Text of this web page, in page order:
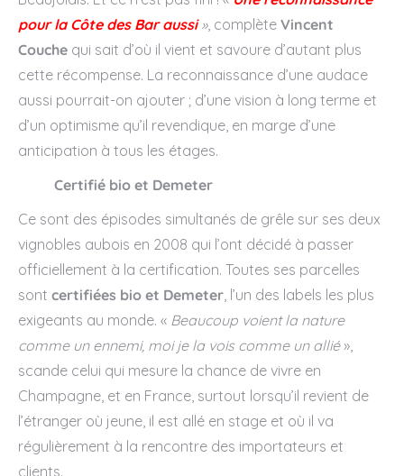
pour la Côte des Bar aussi», complète Vincent
Couche qui sait d’où il vient et savoure d’autant plus
cette récompense. La reconnaissance d’une audace
aussi pourrait-on ajouter ; d’une vision à long terme et
d’un optimisme qu’il revendique, en marge d’une
anticipation à tous les étages.
Certifié bio et Demeter
Ce sont des épisodes simultanés de grêle sur ses deux
vignobles aubois en 2008 qui l’ont décidé à passer
officiellement à la certification. Toutes ses parcelles
sont certifiées bio et Demeter, l’un des labels les plus
exigeants au monde. « Beaucoup voient la nature
comme un ennemi, moi je la vois comme un allié»,
scande celui qui mesure la chance de vivre en
Champagne, et en France, surtout lorsqu’il revient de
l’étranger où jeune, il est allé en stage et où il va
régulièrement à la rencontre des importateurs et
clients.